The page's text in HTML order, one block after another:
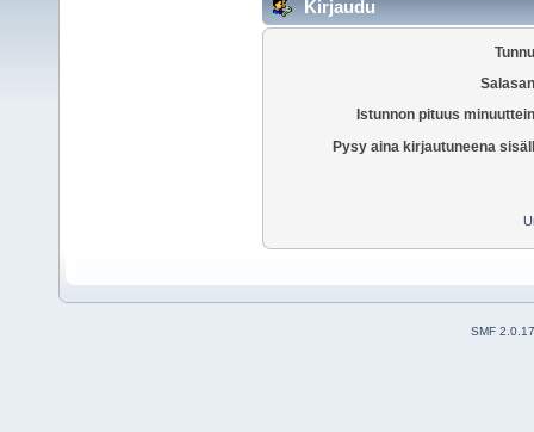
Kirjaudu
Istunnon pituus
Pysy aina kirjautuneena
SMF 2.0.17